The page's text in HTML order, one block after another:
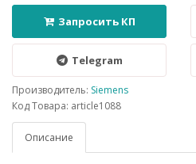
Запросить КП
Telegram
Производитель: Siemens
Код Товара: article1088
Описание